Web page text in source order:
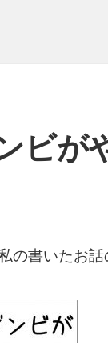
ビが
の書いたお